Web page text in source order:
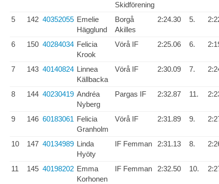
Skidförening
5 142 40352055 Emelie
Hägglund
Borgå
Akilles
2:24.30 5.
6 150 40284034 Felicia
Krook
Vörå IF 2:25.06 6.
7 143 40140824 Linnea
Källbacka
Vörå IF 2:30.09 7.
8 144 40230419 Andréa
Nyberg
Pargas IF 2:32.87 11.
9 146 60183061 Felicia
Granholm
Vörå IF 2:31.89 9.
10 147 40134989 Linda
Hyöty
IF Femman 2:31.13 8.
11 145 40198202 Emma
Korhonen
IF Femman 2:32.50 10.